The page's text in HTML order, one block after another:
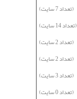
(تعداد 7 سایت)
(تعداد 14 سایت)
(تعداد 2 سایت)
(تعداد 2 سایت)
(تعداد 3 سایت)
(تعداد 0 سایت)